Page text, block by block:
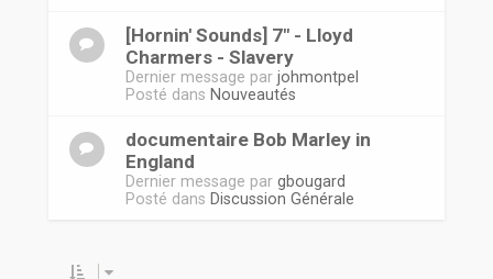
[Hornin' Sounds] 7" - Lloyd
Charmers - Slavery
Dernier message par johmontpel
Posté dans Nouveautés
documentaire Bob Marley in
England
Dernier message par gbougard
Posté dans Discussion Générale